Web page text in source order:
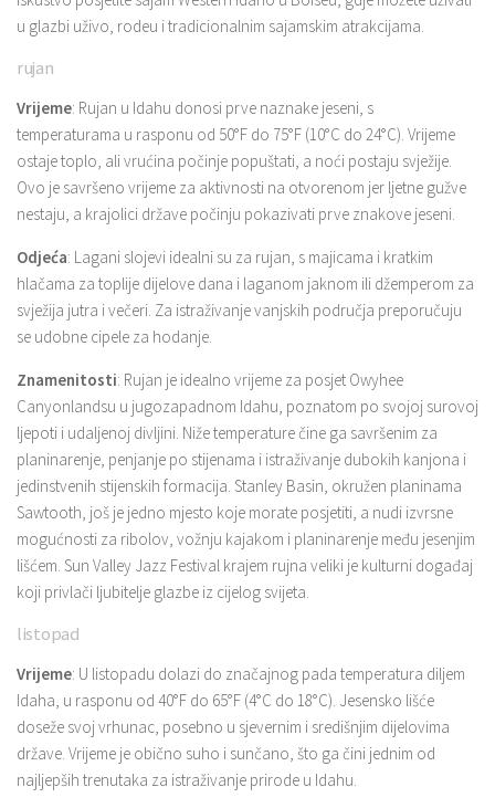
u glazbi uživo, rodeu i tradicionalnim sajamskim atrakcijama.
rujan
Vrijeme: Rujan u Idahu donosi prve naznake jeseni, s
temperaturama u rasponu od 50°F do 75°F (10°C do 24°C). Vrijeme
ostaje toplo, ali vrućina počinje popuštati, a noći postaju svježije.
Ovo je savršeno vrijeme za aktivnosti na otvorenom jer ljetne gužve
nestaju, a krajolici države počinju pokazivati ​​prve znakove jeseni.
Odjeća: Lagani slojevi idealni su za rujan, s majicama i kratkim
hlačama za toplije dijelove dana i laganom jaknom ili džemperom za
svježija jutra i večeri. Za istraživanje vanjskih područja preporučuju
se udobne cipele za hodanje.
Znamenitosti: Rujan je idealno vrijeme za posjet Owyhee
Canyonlandsu u jugozapadnom Idahu, poznatom po svojoj surovoj
ljepoti i udaljenoj divljini. Niže temperature čine ga savršenim za
planinarenje, penjanje po stijenama i istraživanje dubokih kanjona i
jedinstvenih stijenskih formacija. Stanley Basin, okružen planinama
Sawtooth, još je jedno mjesto koje morate posjetiti, a nudi izvrsne
mogućnosti za ribolov, vožnju kajakom i planinarenje među jesenjim
lišćem. Sun Valley Jazz Festival krajem rujna veliki je kulturni događaj
koji privlači ljubitelje glazbe iz cijelog svijeta.
listopad
Vrijeme: U listopadu dolazi do značajnog pada temperatura diljem
Idaha, u rasponu od 40°F do 65°F (4°C do 18°C). Jesensko lišće
doseže svoj vrhunac, posebno u sjevernim i središnjim dijelovima
države. Vrijeme je obično suho i sunčano, što ga čini jednim od
najljepših trenutaka za istraživanje prirode u Idahu.